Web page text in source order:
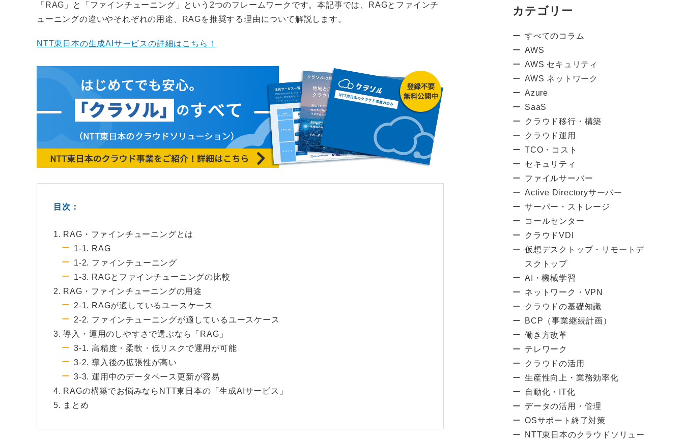
「RAG」と「ファインチューニング」という2つのフレームワークです。本記事では、RAGとファインチ
ューニングの違いやそれぞれの用途、RAGを推奨する理由について解説します。
NTT東日本の生成AIサービスの詳細はこちら！
目次：
1. RAG・ファインチューニングとは
1-1. RAG
1-2. ファインチューニング
1-3. RAGとファインチューニングの比較
2. RAG・ファインチューニングの用途
2-1. RAGが適しているユースケース
2-2. ファインチューニングが適しているユースケース
3. 導入・運用のしやすさで選ぶなら「RAG」
3-1. 高精度・柔軟・低リスクで運用が可能
3-2. 導入後の拡張性が高い
3-3. 運用中のデータベース更新が容易
4. RAGの構築でお悩みならNTT東日本の「生成AIサービス」
5. まとめ
カテゴリー
すべてのコラム
AWS
AWS セキュリティ
AWS ネットワーク
Azure
SaaS
クラウド移行・構築
クラウド運用
TCO・コスト
セキュリティ
ファイルサーバー
Active Directoryサーバー
サーバー・ストレージ
コールセンター
クラウドVDI
仮想デスクトップ・リモートデ
スクトップ
AI・機械学習
ネットワーク・VPN
クラウドの基礎知識
BCP（事業継続計画）
働き方改革
テレワーク
クラウドの活用
生産性向上・業務効率化
自動化・IT化
データの活用・管理
OSサポート終了対策
NTT東日本のクラウドソリュー